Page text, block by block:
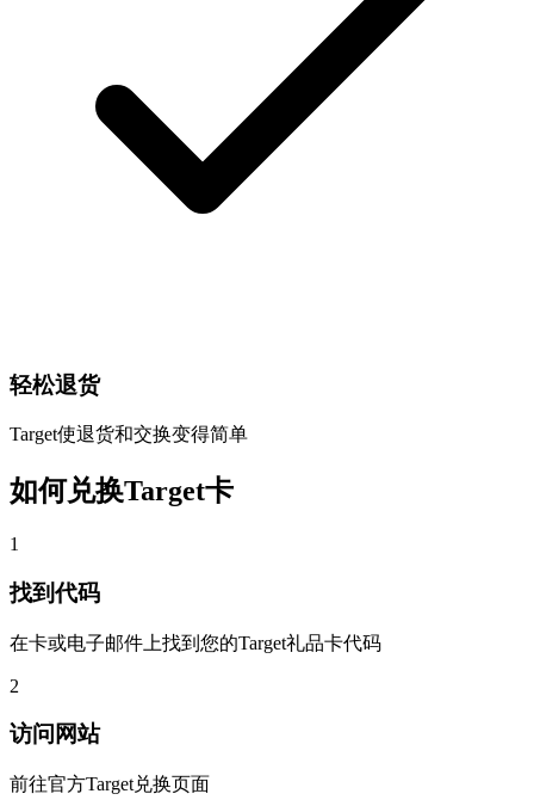
轻松退货
Target使退货和交换变得简单
如何兑换Target卡
1
找到代码
在卡或电子邮件上找到您的Target礼品卡代码
2
访问网站
前往官方Target兑换页面